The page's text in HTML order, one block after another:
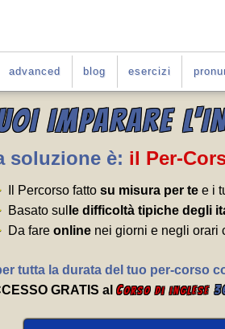
advanced blog esercizi
IMPARARE
soluzione è: il Per-
Il Percorso fatto su misura per te e i
Basato sul le difficoltà tipiche degli
Da fare online nei giorni e negli orari
tutta la durata del tuo per-corso
GRATIS al Corso di inglese